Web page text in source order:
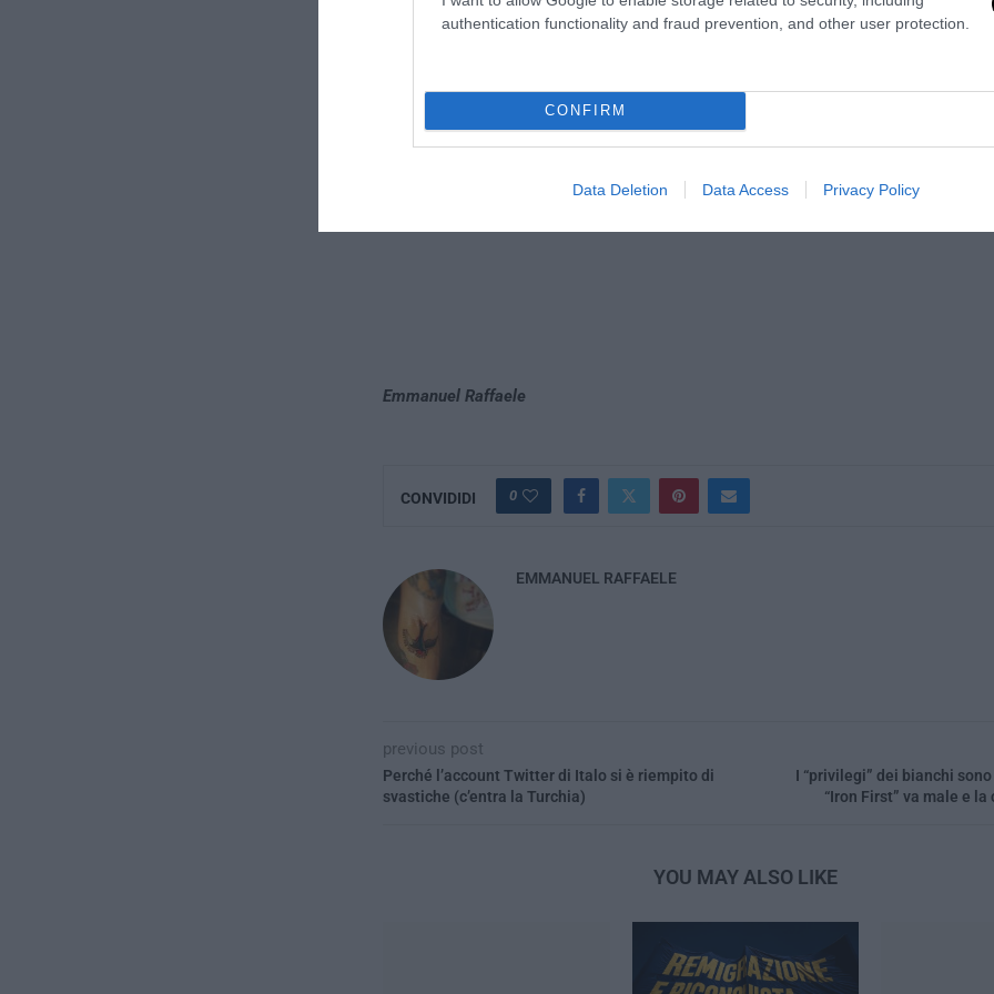
authentication functionality and fraud prevention, and other user protection.
CONFIRM
Data Deletion Data Access Privacy Policy
che odia tutto ciò che è lussuoso, elegante, tutto ciò che è un po’ fuori dall’ordinario
Emmanuel Raffaele
CONVIDIDI 0
EMMANUEL RAFFAELE
previous post
Perché l’account Twitter di Italo si è riempito di
svastiche (c’entra la Turchia)
I “privilegi” dei bianchi
“Iron First” va male e
YOU MAY ALSO LIKE